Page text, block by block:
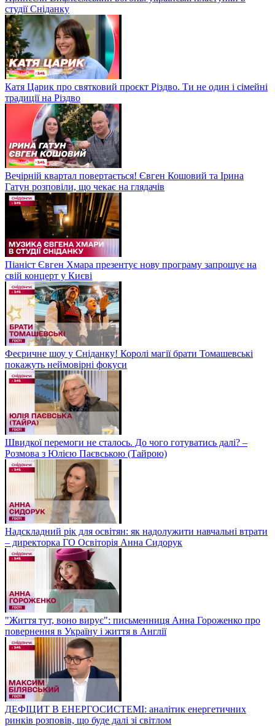
студії Сніданку
Катя Царик про святковий проєкт Різдво. Ти не один і сімейні
традиції на Різдво
Вечірній квартал повертається! Євген Кошовий та Ірина
Гатун розповіли, що чекає на глядачів
Піаніст Євген Хмара презентує нову програму запрошує на
свій концерт у Києві
Феєричне шоу у Сніданку! Королі магії брати Томашевські
покажуть неймовірні фокуси
Швидкої перемоги не сталось. До чого готуватись далі? –
Розмова з Юлією Паєвською (Тайрою)
Надскладний рік для освітян: як надолужити навчальні втрати
– директорка ГО Освіторія Анна Сидорук
"Життя тут, воно вирує": письменниця Анна Гороженко про
повернення в Україну і життя в Англії
ДЕФІЦИТ В ЕНЕРГОСИСТЕМІ: аналітик енергетичних
ринків розповів, що буде далі зі світлом